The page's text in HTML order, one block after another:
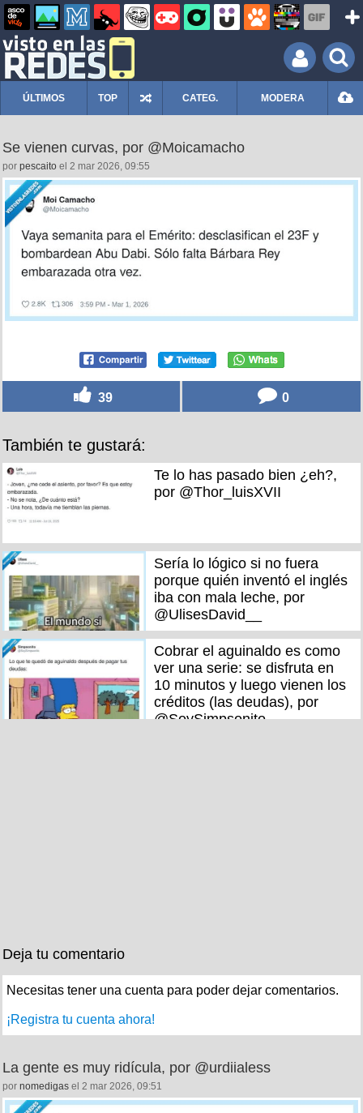
ÚLTIMOS TOP CATEG. MODERA
Se vienen curvas, por @Moicamacho
por pescaito el 2 mar 2026, 09:55
39 0
También te gustará:
Te lo has pasado bien ¿eh?,
por @Thor_luisXVII
Sería lo lógico si no fuera
porque quién inventó el inglés
iba con mala leche, por
@UlisesDavid__
Cobrar el aguinaldo es como
ver una serie: se disfruta en
10 minutos y luego vienen los
créditos (las deudas), por
@SoySimpsonito
Deja tu comentario
Necesitas tener una cuenta para poder dejar comentarios.
¡Registra tu cuenta ahora!
La gente es muy ridícula, por @urdiialess
por nomedigas el 2 mar 2026, 09:51